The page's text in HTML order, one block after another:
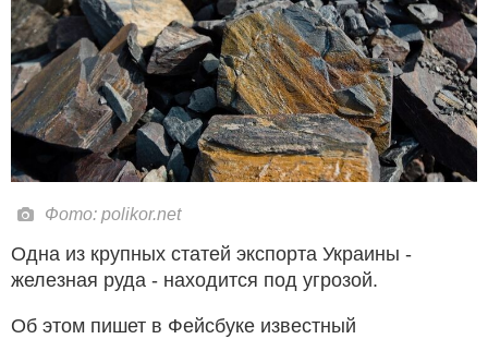
Фото: polikor.net
Одна из крупных статей экспорта Украины -
железная руда - находится под угрозой.
Об этом пишет в Фейсбуке известный